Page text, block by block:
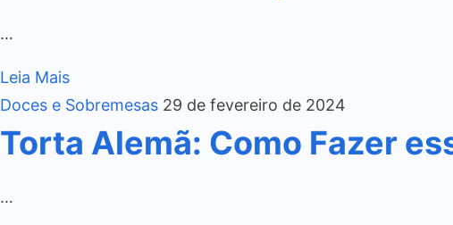
…
Leia Mais
Doces e Sobremesas 29 de fevereiro de 2024
Torta Alemã: Como Fazer
…